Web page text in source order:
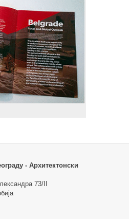
- Архитектонски
73/II